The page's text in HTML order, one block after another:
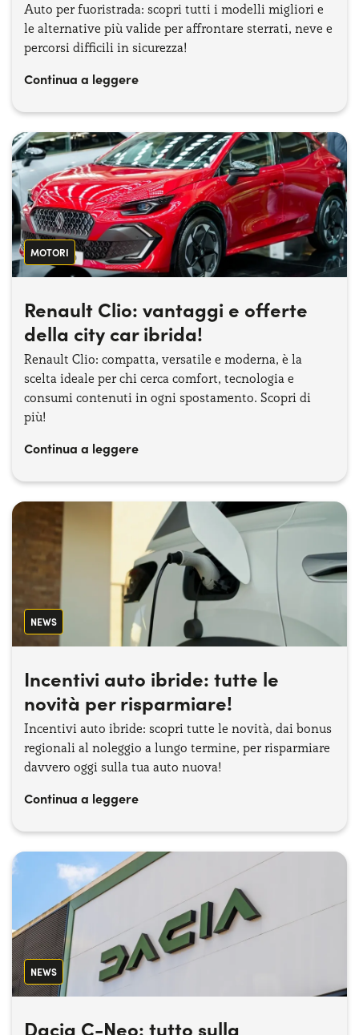
Auto per fuoristrada: scopri tutti i modelli migliori e
le alternative più valide per affrontare sterrati, neve e
percorsi difficili in sicurezza!
Continua a leggere
MOTORI
Renault Clio: vantaggi e offerte
della city car ibrida!
Renault Clio: compatta, versatile e moderna, è la
scelta ideale per chi cerca comfort, tecnologia e
consumi contenuti in ogni spostamento. Scopri di
più!
Continua a leggere
NEWS
Incentivi auto ibride​: tutte le
novità per risparmiare!
Incentivi auto ibride​: scopri tutte le novità, dai bonus
regionali al noleggio a lungo termine, per risparmiare
davvero oggi sulla tua auto nuova!
Continua a leggere
NEWS
Dacia C-Neo: tutto sulla